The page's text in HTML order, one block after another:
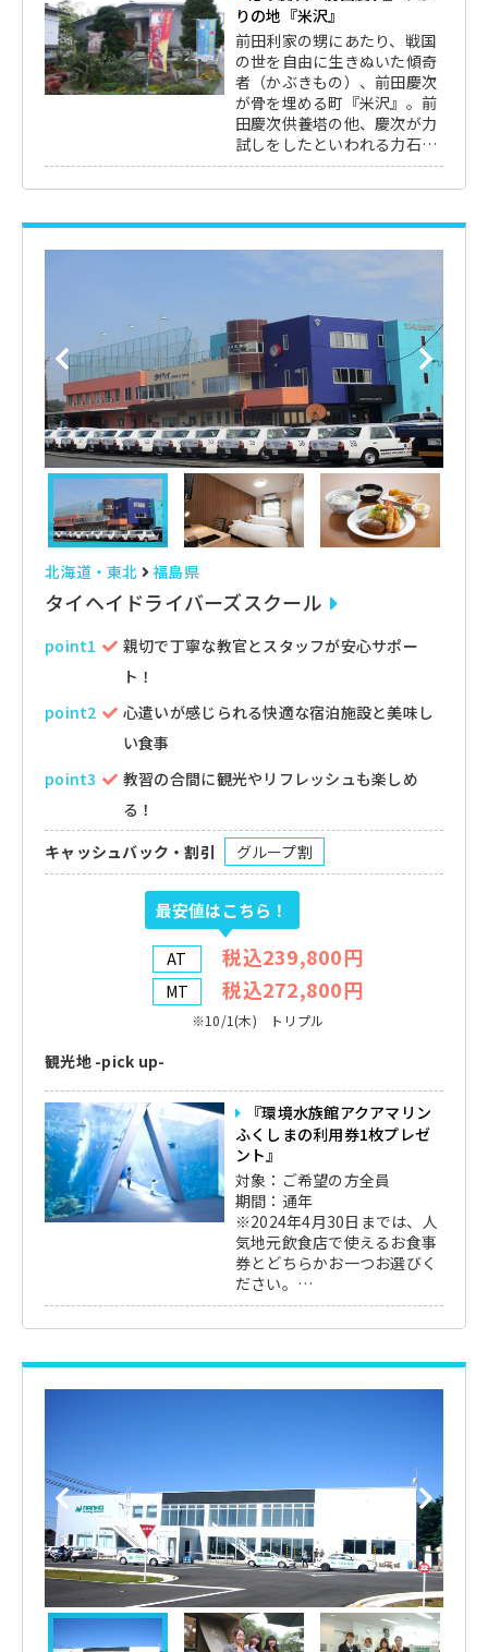
りの地『米沢』
前田利家の甥にあたり、戦国
の世を自由に生きぬいた傾奇
者（かぶきもの）、前田慶次
が骨を埋める町『米沢』。前
田慶次供養塔の他、慶次が力
試しをしたといわれる力石、
慶次が飲料水とした利用した
慶次清水などがあり、ここ
郎が所用したといわれる甲冑
「朱漆塗紫糸素懸威五枚胴具
足南蛮笠式」慶次の鎧・甲冑
北海道・東北 福島県
タイヘイドライバーズスクール
point1
親切で丁寧な教官とスタッフが安心サポー
ト！
point2
心遣いが感じられる快適な宿泊施設と美味し
い食事
point3
教習の合間に観光やリフレッシュも楽しめ
る！
キャッシュバック・割引
グループ割
最安値はこちら！
AT 税込239,800円
MT 税込272,800円
※10/1(木) トリプル
観光地 -pick up-
『環境水族館アクアマリン
ふくしまの利用券1枚プレゼ
ント』
対象：ご希望の方全員
期間：通年
※2024年4月30日までは、人
気地元飲食店で使えるお食事
券とどちらかお一つお選びく
ださい。
※2024年5月1日以降は、ス
パリゾートハワイアンズ入場
ださい。